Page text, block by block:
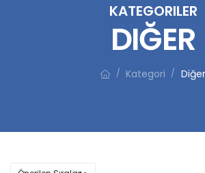
KATEGORILER
DIĞER
/ Kategori / Diğer